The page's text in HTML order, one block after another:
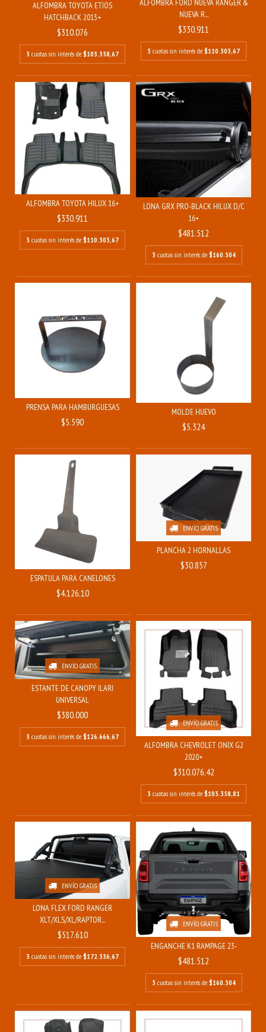
ALFOMBRA TOYOTA ETIOS
HATCHBACK 2013+
$310.076
3 cuotas sin interés de $103.358,67
ALFOMBRA FORD NUEVA RANGER &
NUEVA R...
$330.911
3 cuotas sin interés de $110.303,67
ALFOMBRA TOYOTA HILUX 16+
$330.911
3 cuotas sin interés de $110.303,67
LONA GRX PRO-BLACK HILUX D/C
16+
$481.512
3 cuotas sin interés de $160.504
PRENSA PARA HAMBURGUESAS
$5.590
MOLDE HUEVO
$5.324
ESPATULA PARA CANELONES
$4.126,10
ENVÍO GRATIS
PLANCHA 2 HORNALLAS
$30.857
ENVÍO GRATIS
ESTANTE DE CANOPY ILARI
UNIVERSAL
$380.000
3 cuotas sin interés de $126.666,67
ENVÍO GRATIS
ALFOMBRA CHEVROLET ONIX G2
2020+
$310.076,42
3 cuotas sin interés de $103.358,81
ENVÍO GRATIS
LONA FLEX FORD RANGER
XLT/XLS/XL/RAPTOR...
$517.610
3 cuotas sin interés de $172.536,67
ENVÍO GRATIS
ENGANCHE K1 RAMPAGE 23-
$481.512
3 cuotas sin interés de $160.504